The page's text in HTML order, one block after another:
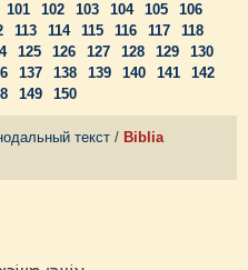
101 102 103 104 105
106
113 114 115 116 117
118
125 126 127 128 129
130
137 138 139 140 141
142
149 150
текст / Biblia